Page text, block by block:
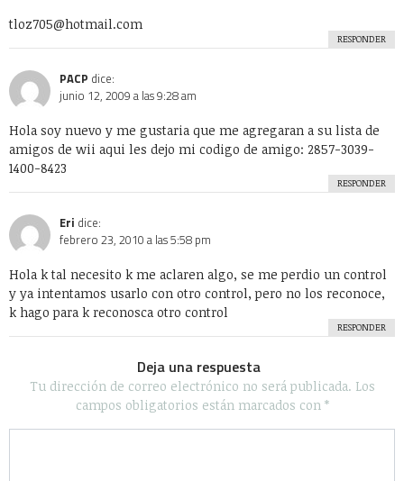
tloz705@hotmail.com
RESPONDER
PACP dice:
junio 12, 2009 a las 9:28 am
Hola soy nuevo y me gustaria que me agregaran a su lista de
amigos de wii aqui les dejo mi codigo de amigo: 2857-3039-
1400-8423
RESPONDER
Eri dice:
febrero 23, 2010 a las 5:58 pm
Hola k tal necesito k me aclaren algo, se me perdio un control
y ya intentamos usarlo con otro control, pero no los reconoce,
k hago para k reconosca otro control
RESPONDER
Deja una respuesta
Tu dirección de correo electrónico no será publicada. Los
campos obligatorios están marcados con *